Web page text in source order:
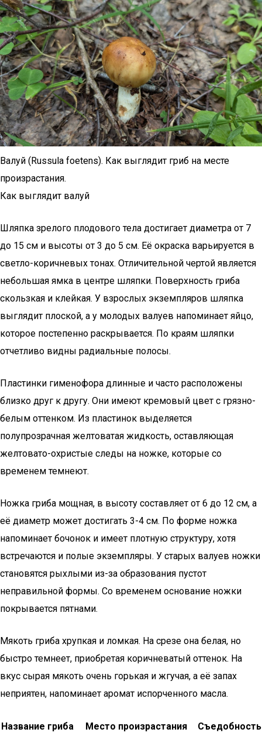
Валуй (Russula foetens). Как выглядит гриб на месте
произрастания.
Как выглядит валуй
Шляпка зрелого плодового тела достигает диаметра от 7
до 15 см и высоты от 3 до 5 см. Её окраска варьируется в
светло-коричневых тонах. Отличительной чертой является
небольшая ямка в центре шляпки. Поверхность гриба
скользкая и клейкая. У взрослых экземпляров шляпка
выглядит плоской, а у молодых валуев напоминает яйцо,
которое постепенно раскрывается. По краям шляпки
отчетливо видны радиальные полосы.
Пластинки гименофора длинные и часто расположены
близко друг к другу. Они имеют кремовый цвет с грязно-
белым оттенком. Из пластинок выделяется
полупрозрачная желтоватая жидкость, оставляющая
желтовато-охристые следы на ножке, которые со
временем темнеют.
Ножка гриба мощная, в высоту составляет от 6 до 12 см, а
её диаметр может достигать 3-4 см. По форме ножка
напоминает бочонок и имеет плотную структуру, хотя
встречаются и полые экземпляры. У старых валуев ножки
становятся рыхлыми из-за образования пустот
неправильной формы. Со временем основание ножки
покрывается пятнами.
Мякоть гриба хрупкая и ломкая. На срезе она белая, но
быстро темнеет, приобретая коричневатый оттенок. На
вкус сырая мякоть очень горькая и жгучая, а её запах
неприятен, напоминает аромат испорченного масла.
Название гриба Место произрастания
Съедобность